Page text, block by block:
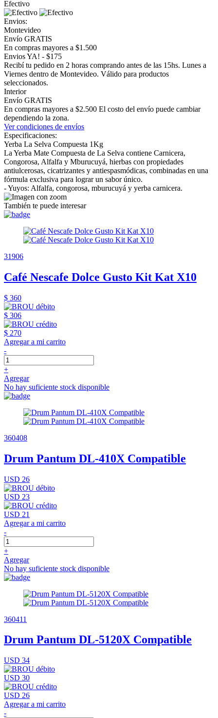
Efectivo
Envios:
Montevideo
Envío GRATIS
En compras mayores a $1.500
Envios YA! - $175
Recibí tu pedido en 2 horas comprando antes de las 15hs. Lunes a
Viernes dentro de Montevideo. Válido para productos
seleccionados.
Interior
Envío GRATIS
En compras mayores a $2.500 El costo del envío puede cambiar
dependiendo la zona.
Ver condiciones de envíos
Especificaciones:
Yerba La Selva Compuesta 1Kg
La Yerba Mate Compuesta de La Selva contiene Carnicera,
Congorosa, Alfalfa y Mburucuyá, hierbas con propiedades
antiulcerosas, cicatrizantes y antiespasmódicas, combinadas en una
fórmula exclusiva para lograr un sabor único.
- Yuyos: Alfalfa, congorosa, mburucuyá y yerba carnicera.
También te puede interesar
31906
Café Nescafe Dolce Gusto Kit Kat X10
$ 360
$ 306
$ 270
Agregar a mi carrito
-
+
Agregar
No hay suficiente stock disponible
360408
Drum Pantum DL-410X Compatible
USD 26
USD 23
USD 21
Agregar a mi carrito
-
+
Agregar
No hay suficiente stock disponible
360411
Drum Pantum DL-5120X Compatible
USD 34
USD 30
USD 26
Agregar a mi carrito
-